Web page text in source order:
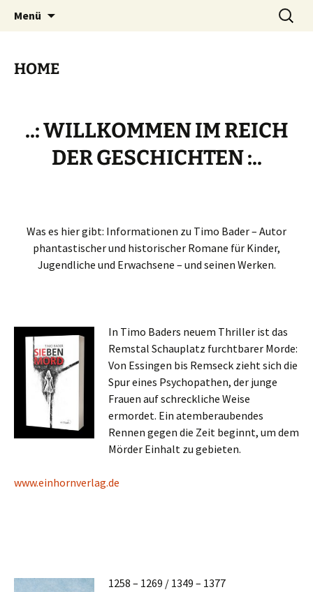
Timo Bader
Willkommen im Reich der Geschichten
Menü
HOME
..: WILLKOMMEN IM REICH
DER GESCHICHTEN :..
Was es hier gibt: Informationen zu Timo Bader – Autor
phantastischer und historischer Romane für Kinder,
Jugendliche und Erwachsene – und seinen Werken.
In Timo Baders neuem Thriller ist das
Remstal Schauplatz furchtbarer Morde:
Von Essingen bis Remseck zieht sich die
Spur eines Psychopathen, der junge
Frauen auf schreckliche Weise
ermordet. Ein atemberaubendes
Rennen gegen die Zeit beginnt, um dem
Mörder Einhalt zu gebieten.
www.einhornverlag.de
1258 – 1269 / 1349 – 1377